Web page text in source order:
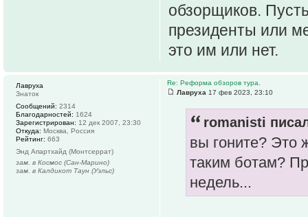
обзорщиков.
президенты или
это им или нет.
Re: Реформа обзоров тура.
Лавруха 17 фев 2023, 23:10
romanisti
вы гоните? Это
таким ботам?
недель...
Лавруха
Знаток
Сообщений: 2314
Благодарностей: 1624
Зарегистрирован: 12 дек 2007, 23:30
Откуда: Москва, Россия
Рейтинг: 663
Энд Апартхайд (Монтсеррат)
зам. в Космос (Сан-Марино)
зам. в Калдикот Таун (Уэльс)